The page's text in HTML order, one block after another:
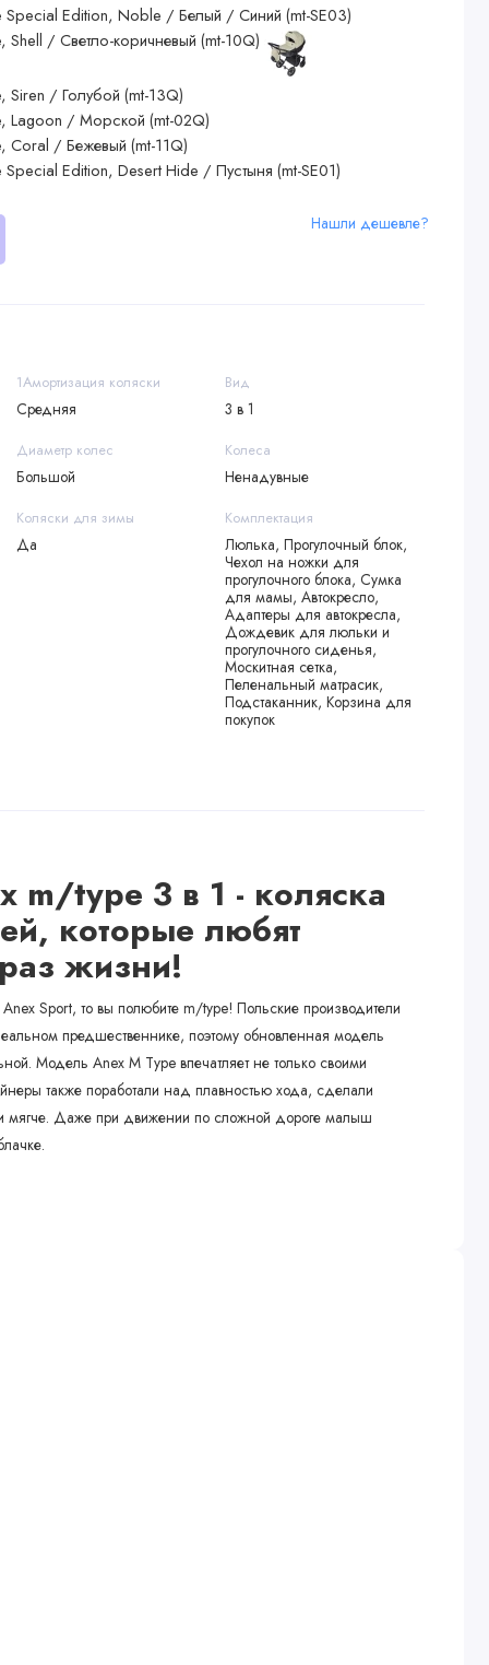
Нашли дешевле?
1Амортизация коляски
Средняя
Вид
3 в 1
Диаметр колес
Большой
Колеса
Ненадувные
Коляски для зимы
Да
Комплектация
Люлька, Прогулочный блок,
Чехол на ножки для
прогулочного блока, Сумка
для мамы, Автокресло,
Адаптеры для автокресла,
Дождевик для люльки и
прогулочного сиденья,
Москитная сетка,
Пеленальный матрасик,
Подстаканник, Корзина для
покупок
m/type 3 в 1 - коляска
которые любят
жизни!
Sport, то вы полюбите m/type! Польские производители
предшественнике, поэтому обновленная модель
Модель Anex M Type впечатляет не только своими
также поработали над плавностью хода, сделали
мягче. Даже при движении по сложной дороге малыш